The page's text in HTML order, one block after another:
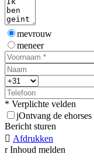
mevrouw
meneer
* Verplichte velden
jOntvang de
Bericht sturen
 Afdrukken
r Inhoud melden